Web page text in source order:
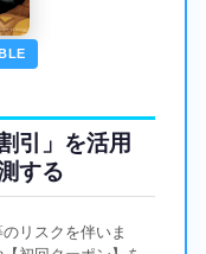
引」を活用
する
リスクを伴いま